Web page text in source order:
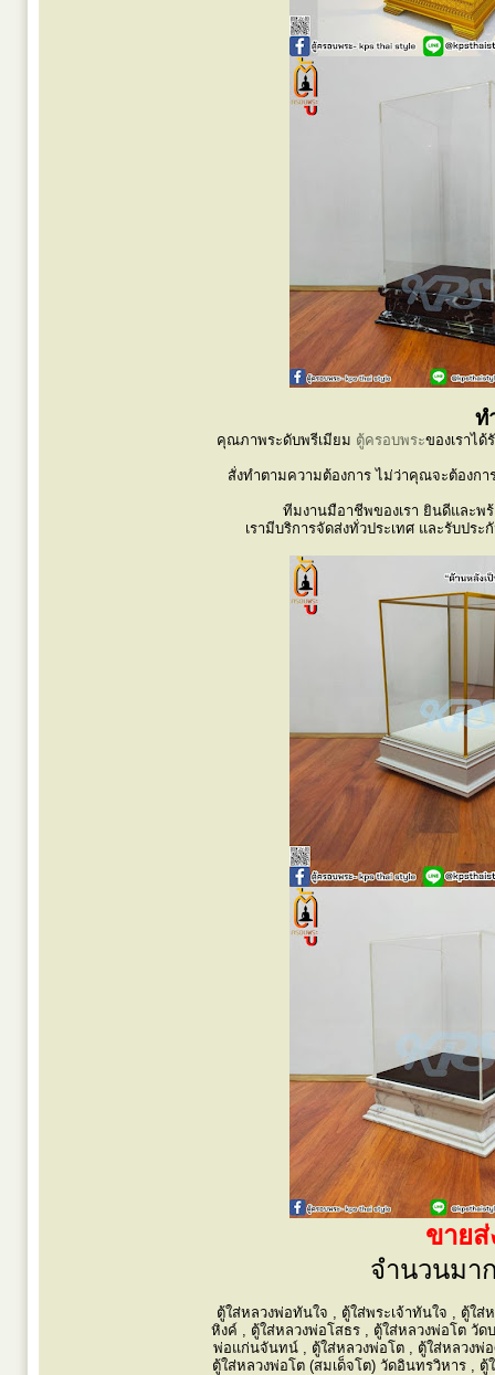
ท
คุณภาพระดับพรีเมียม ตู้ครอบพระของเราไ
สั่งทำตามความต้องการ ไม่ว่าคุณจะต้องก
ทีมงานมือาชีพของเรา ยินดีและพ
เรามีบริการจัดส่งทั่วประเทศ และรับป
ขาย
จำนวนมา
ตู้ใส่หลวงพ่อทันใจ , ตู้ใส่พระเจ้าทันใจ , ตู้ใ
หิงค์ , ตู้ใส่หลวงพ่อโสธร , ตู้ใส่หลวงพ่อโต วั
พ่อแก่นจันทน์ , ตู้ใส่หลวงพ่อโต , ตู้ใส่หลวงพ่
ตู้ใส่หลวงพ่อโต (สมเด็จโต) วัดอินทรวิหาร ,